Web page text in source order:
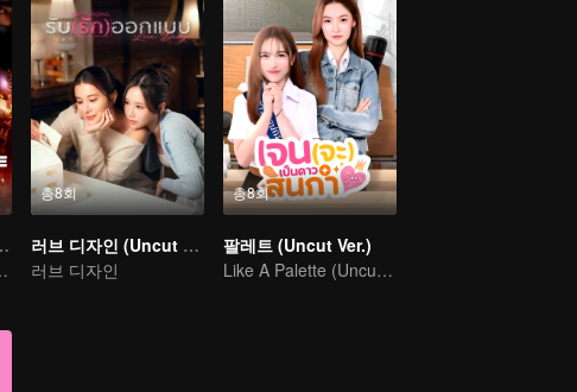
Love 2023
two ace investigators
총8회
러브 디자인 (Uncut Ver.)
러브 디자인
총8회
팔레트 (Uncut Ver.)
Like A Palette (Uncut Ver.)